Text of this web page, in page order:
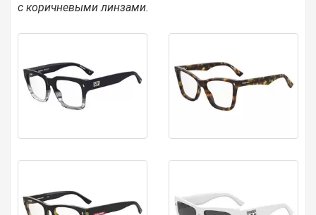
с коричневыми линзами.